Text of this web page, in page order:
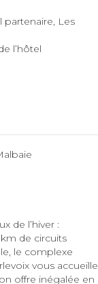
partenaire, Les
l’hôtel
de l’hiver :
de circuits
le complexe
vous accueille
offre inégalée en